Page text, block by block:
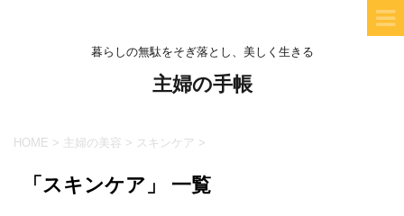
暮らしの無駄をそぎ落とし、美しく生きる
主婦の手帳
HOME > 主婦の美容 > スキンケア >
「スキンケア」 一覧